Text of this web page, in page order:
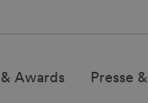
Awards Presse